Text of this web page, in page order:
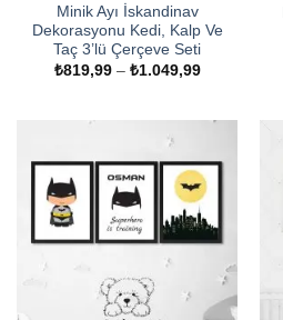
Minik Ayı İskandinav
Dekorasyonu Kedi, Kalp Ve
Taç 3’lü Çerçeve Seti
₺819,99 – ₺1.049,99Fiyat
₺1.049,99